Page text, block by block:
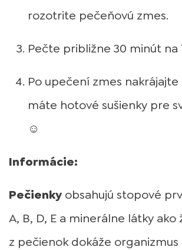
rozotrite pečeňovú zmes.
Pečte približne 30 minút na
Po upečení zmes nakrájajte
máte hotové sušienky pre
☺
Informácie:
Pečienky obsahujú stopové
A, B, D, E a minerálne látky ako
z pečienok dokáže organizmus